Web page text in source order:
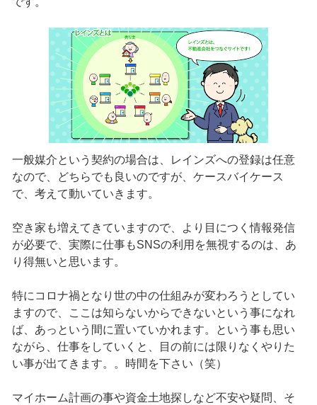
一般媒介という契約の場合は、レインズへの登録は任意
なので、どちらでも良いのですが、ケースバイケース
で、考えて動いていきます。
空き家も増えてきていますので、より目につく情報発信
が必要で、実際に仕事もSNSの利用を無視するのは、あ
り得無いと思います。
特にコロナ禍となり世の中の仕組みが変わろうとしてい
ますので、ここは知らないからできないという事になれ
ば、あっという間に置いていかれます。という事も思い
ながら、仕事をしていくと、目の前には限りなくやりた
い事が出てきます。。時間を下さい（笑）
マイホーム計画の事や資金土地探しなど不安や疑問、そ